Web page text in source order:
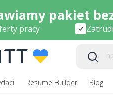
pakiet
pracy
Resume Builder Blog